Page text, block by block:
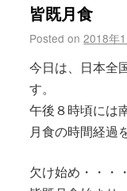
皆既月食
Posted on 2018年
今日は、日本全
す。
午後８時頃には
月食の時間経過
欠け始め・・・